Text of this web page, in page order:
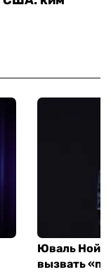
Юваль Ной
вызвать